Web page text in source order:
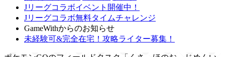
Jリーグコラボイベント開催中！
Jリーグコラボ無料タイムチャレンジ
GameWithからのお知らせ
未経験可&完全在宅！攻略ライター募集！